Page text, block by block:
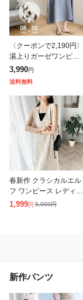
〈クーポンで2,190円〉
湯上りガーゼワンピー
ス ガーゼ ワンピース
湯上りワンピ タオルワ
ンピ ガーゼ ルームワン
ピース 綿1
3,990円
送料無料
春新作 クラシカルエル
フ ワンピース レディー
ス 前後 2way レトロ レ
1,999円 5,999円
新作パンツ